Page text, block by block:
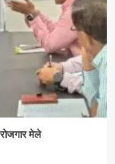
मेले